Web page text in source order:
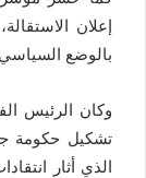
إعلان
بالوضع
وكان الرئيس
تشكيل حكومة
الذي أثار